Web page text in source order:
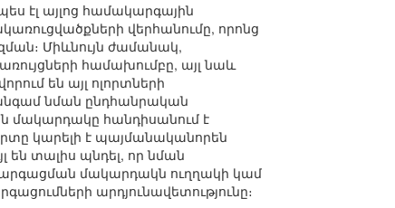
էլ այլոց համակարգային
վերհանումը, որոնց
Միևնույն ժամանակ,
համախումբը, այլ նաև
են այլ ոլորտների
անգամ նման ընդհանրական
մակարդակը հանդիսանում է
կարելի է պայմանականորեն
են տալիս պնդել, որ նման
մակարդակն ուղղակի կամ
արդյունավետությունը։